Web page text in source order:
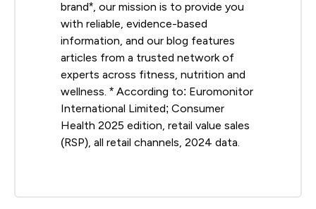
brand*, our mission is to provide you
with reliable, evidence-based
information, and our blog features
articles from a trusted network of
experts across fitness, nutrition and
wellness. * According to: Euromonitor
International Limited; Consumer
Health 2025 edition, retail value sales
(RSP), all retail channels, 2024 data.